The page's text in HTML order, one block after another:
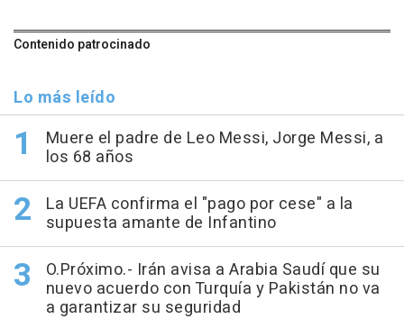
Contenido patrocinado
Lo más leído
Muere el padre de Leo Messi, Jorge Messi, a
los 68 años
La UEFA confirma el "pago por cese" a la
supuesta amante de Infantino
O.Próximo.- Irán avisa a Arabia Saudí que su
nuevo acuerdo con Turquía y Pakistán no va
a garantizar su seguridad